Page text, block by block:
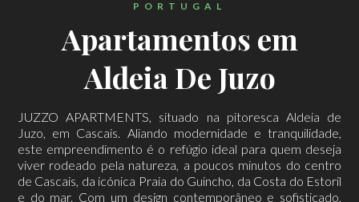
PORTUGAL
Apartamentos em
Aldeia De Juzo
JUZZO APARTMENTS, situado na pitoresca Aldeia de
Juzo, em Cascais. Aliando modernidade e tranquilidade,
este empreendimento é o refúgio ideal para quem deseja
viver rodeado pela natureza, a poucos minutos do centro
de Cascais, da icónica Praia do Guincho, da Costa do Estoril
e do mar. Com um design contemporâneo e sofisticado,